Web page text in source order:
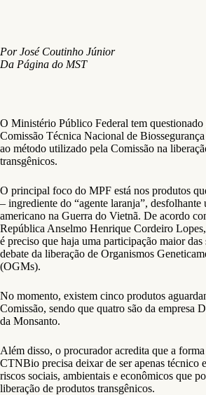
Por José Coutinho Júnior
Da Página do MST
O Ministério Público Federal tem questionado
Comissão Técnica Nacional de
ao método utilizado pela Comissão na
transgênicos.
O principal foco do MPF está nos produtos
– ingrediente do “agente laranja”, desfolhante
americano na Guerra do Vietnã. De acordo
República Anselmo Henrique Cordeiro Lopes,
é preciso que haja uma participação maior
debate da liberação de Organismos
(OGMs).
No momento, existem cinco produtos
Comissão, sendo que quatro são da empresa
da Monsanto.
Além disso, o procurador acredita que a
CTNBio precisa deixar de ser apenas técnico
riscos sociais, ambientais e econômicos que
liberação de produtos transgênicos.